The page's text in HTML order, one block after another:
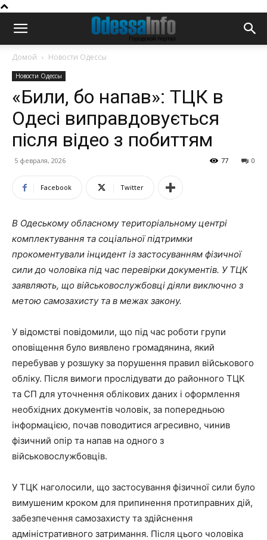
Домой Новости Одессы
Новости Одессы
«Били, бо напав»: ТЦК в
Одесі виправдовується
після відео з побиттям
5 февраля, 2026 0
77
Facebook Twitter
В Одеському обласному територіальному центрі
комплектування та соціальної підтримки
прокоментували інцидент із застосуванням фізичної
сили до чоловіка під час перевірки документів. У ТЦК
заявляють, що військовослужбовці діяли виключно з
метою самозахисту та в межах закону.
У відомстві повідомили, що під час роботи групи
оповіщення було виявлено громадянина, який
перебував у розшуку за порушення правил військового
обліку. Після вимоги прослідувати до районного ТЦК
та СП для уточнення облікових даних і оформлення
необхідних документів чоловік, за попередньою
інформацією, почав поводитися агресивно, чинив
фізичний опір та напав на одного з
військовослужбовців.
У ТЦК наголосили, що застосування фізичної сили було
вимушеним кроком для припинення протиправних дій,
забезпечення самозахисту та здійснення
адміністративного затримання. Після цього чоловіка